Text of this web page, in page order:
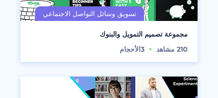
مجموعة تصميم التمويل والبنوك
210 مشاهد 3الأحجام